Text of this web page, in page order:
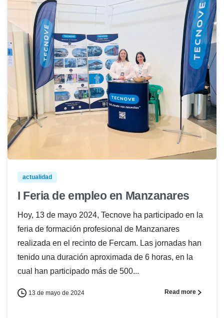
actualidad
I Feria de empleo en Manzanares
Hoy, 13 de mayo 2024, Tecnove ha participado en la
feria de formación profesional de Manzanares
realizada en el recinto de Fercam. Las jornadas han
tenido una duración aproximada de 6 horas, en la
cual han participado más de 500...
13 de mayo de 2024 Read more